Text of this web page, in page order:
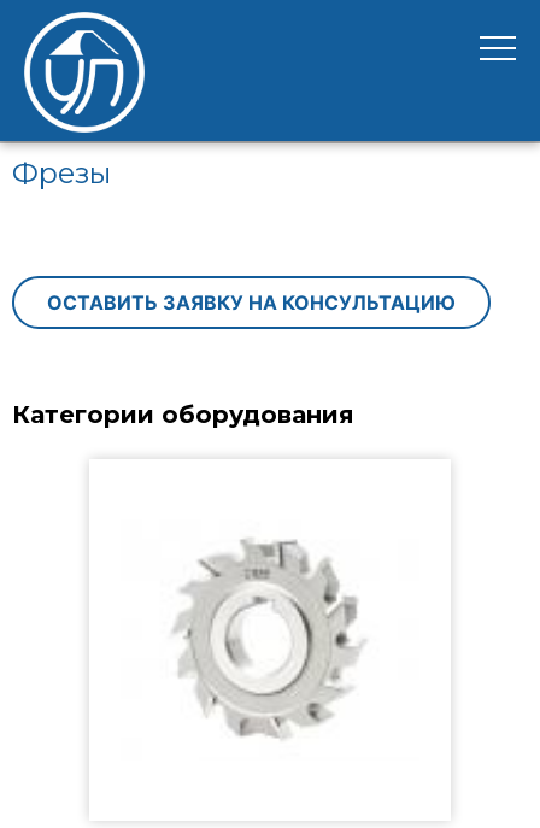
Фрезы
ОСТАВИТЬ ЗАЯВКУ НА КОНСУЛЬТАЦИЮ
Категории оборудования